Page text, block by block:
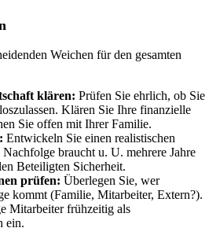
Weichen für den gesamten
klären: Prüfen Sie ehrlich, ob Sie
Klären Sie Ihre finanzielle
Sie offen mit Ihrer Familie.
Entwickeln Sie einen realistischen
braucht u. U. mehrere Jahre
Beteiligten Sicherheit.
prüfen: Überlegen Sie, wer
kommt (Familie, Mitarbeiter, Extern?).
Mitarbeiter frühzeitig als
ein.
zu können, werden von diesen